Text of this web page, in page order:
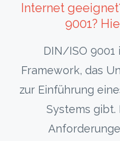
Internet
9001?
DIN/ISO
Framework, das
zur Einführung
Systems